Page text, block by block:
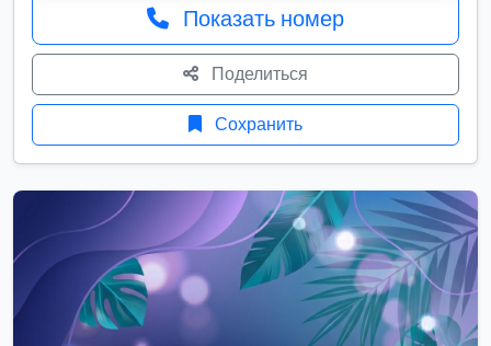
Показать номер
Поделиться
Сохранить